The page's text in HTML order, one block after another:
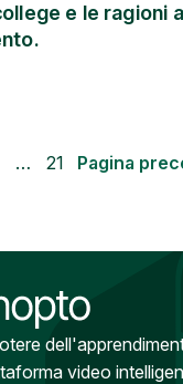
e le ragioni
… 21 Pagina
video